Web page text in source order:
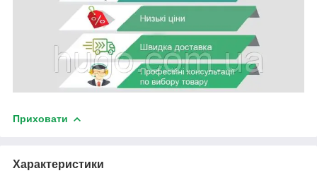
Приховати
Характеристики